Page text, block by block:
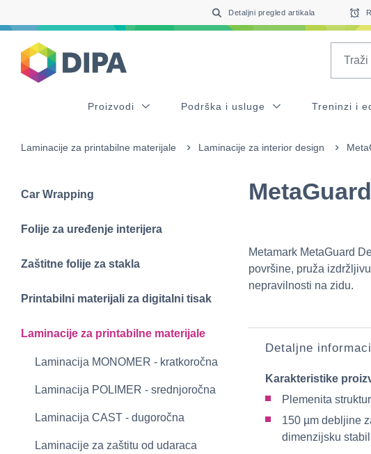
Detaljni pregled artikala
Proizvodi Podrška i usluge Treninzi i
Laminacije za printabilne materijale Laminacije za interior design
Car Wrapping
Folije za uređenje interijera
Zaštitne folije za stakla
Printabilni materijali za digitalni tisak
Laminacije za printabilne materijale
Laminacija MONOMER - kratkoročna
Laminacija POLIMER - srednjoročna
Laminacija CAST - dugoročna
Laminacije za zaštitu od udaraca
Metamark MetaGuard
površine, pruža
nepravilnosti na zidu.
Detaljne
Karakteristike
Plemenita
150 µm debljine
dimenzijsku